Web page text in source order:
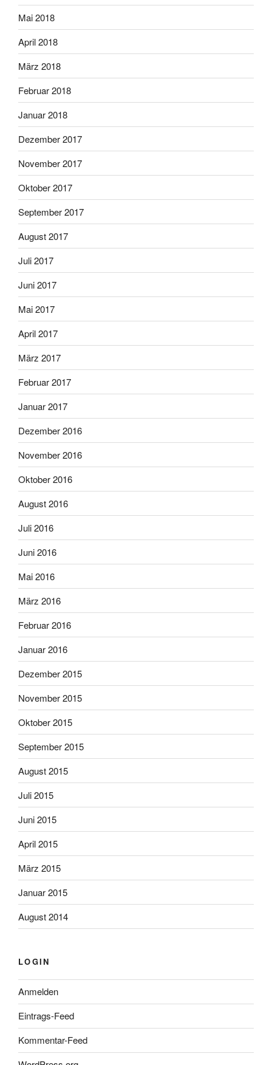
Mai 2018
April 2018
März 2018
Februar 2018
Januar 2018
Dezember 2017
November 2017
Oktober 2017
September 2017
August 2017
Juli 2017
Juni 2017
Mai 2017
April 2017
März 2017
Februar 2017
Januar 2017
Dezember 2016
November 2016
Oktober 2016
August 2016
Juli 2016
Juni 2016
Mai 2016
März 2016
Februar 2016
Januar 2016
Dezember 2015
November 2015
Oktober 2015
September 2015
August 2015
Juli 2015
Juni 2015
April 2015
März 2015
Januar 2015
August 2014
LOGIN
Anmelden
Eintrags-Feed
Kommentar-Feed